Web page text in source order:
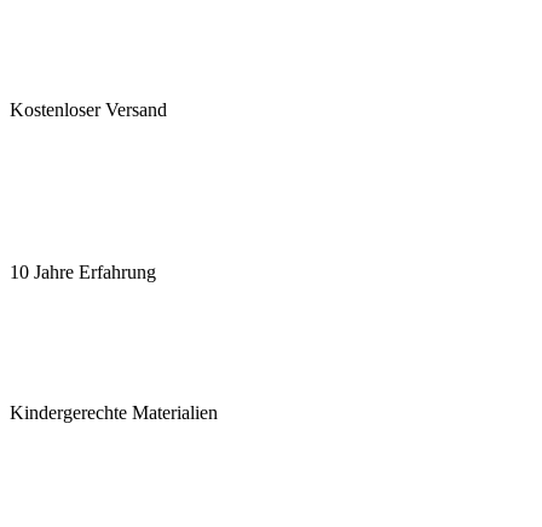
Kostenloser Versand
10 Jahre Erfahrung
Kindergerechte Materialien